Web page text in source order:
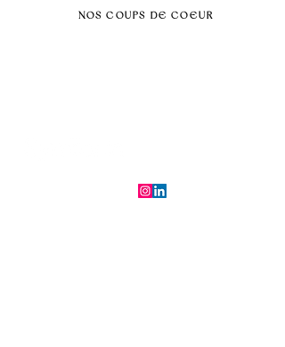
NOS COUPS DE COEUR